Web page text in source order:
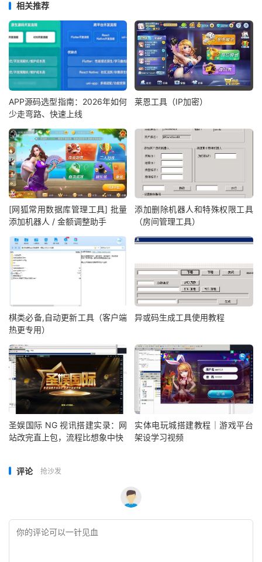
相关推荐
APP源码选型指南：2026年如何
少走弯路、快速上线
莱恩工具（IP加密）
[网狐常用数据库管理工具] 批量
添加机器人 / 金额调整助手
添加删除机器人和特殊权限工具
（房间管理工具）
棋类必备,自动更新工具（客户端
热更专用）
异或码生成工具使用教程
圣娱国际 NG 视讯搭建实录：网
站改完直上包，流程比想象中快
实体电玩城搭建教程｜游戏平台
架设学习视频
评论 抢沙发